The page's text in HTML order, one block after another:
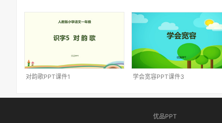
对韵歌PPT课件1 学会宽容PPT课件3
优品PPT